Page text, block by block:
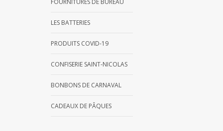
FOURNITURES DE BUREAU
LES BATTERIES
PRODUITS COVID-19
CONFISERIE SAINT-NICOLAS
BONBONS DE CARNAVAL
CADEAUX DE PÂQUES